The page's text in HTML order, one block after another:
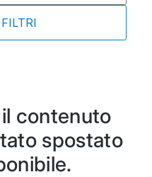
contenuto
spostato